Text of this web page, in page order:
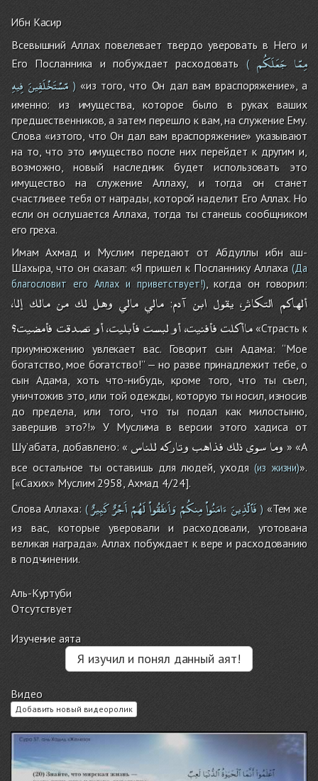
Ибн Касир
Всевышний Аллах повелевает твердо уверовать в Него и
Его Посланника и побуждает расходовать ( مِمّا جَعَلَكُم
مّسْتَخْلَفِينَ فِيهِ )«из того, что Он дал вам враспоряжение», а
именно: из имущества, которое было в руках ваших
предшественников, а затем перешло к вам, на служение Ему.
Слова «изтого, что Он дал вам враспоряжение» указывают
на то, что это имущество после них перейдет к другим и,
возможно, новый наследник будет использовать это
имущество на служение Аллаху, и тогда он станет
счастливее тебя от награды, которой наделит Его Аллах. Но
если он ослушается Аллаха, тогда ты станешь сообщником
его греха.
Имам Ахмад и Муслим передают от Абдуллы ибн аш-
Шахыра, что он сказал: «Я пришел к Посланнику Аллаха (Да
благословит его Аллах и приветствует!), когда он говорил:
،ألهاكم التكاثر، يقول ابن آدم:مالي مالي وهل لك من مالك إلا
ماأكلتفأفنيت،أولبستفأبليت،أوتصدقتفأمضيت؟
«Страсть к
приумножению увлекает вас. Говорит сын Адама: ‘‘Мое
богатство, мое богатство!’’ — но разве принадлежит тебе, о
сын Адама, хоть что-нибудь, кроме того, что ты съел,
уничтожив это, или той одежды, которую ты носил, износив
до предела, или того, что ты подал как милостыню,
завершив это?!» У Муслима в версии этого хадиса от
Шу’абата, добавлено: «
وماسوىذلكفذاهبوتاركهللناس
» «А
все остальное ты оставишь для людей, уходя(из жизни)».
[«Сахих» Муслим 2958, Ахмад 4/24].
Слова Аллаха:( فَٱلّذِينَءَامَنُواْمِنكُمْوَأَنفَقُواْلَهُمْأَجْرٌكَبِيرٌ )«Тем же
из вас, которые уверовали и расходовали, уготована
великая награда». Аллах побуждает к вере и расходованию
в подчинении.
Аль-Куртуби
Отсутствует
Изучение аята
Я изучил и понял данный аят!
Видео
Добавить новый видеоролик